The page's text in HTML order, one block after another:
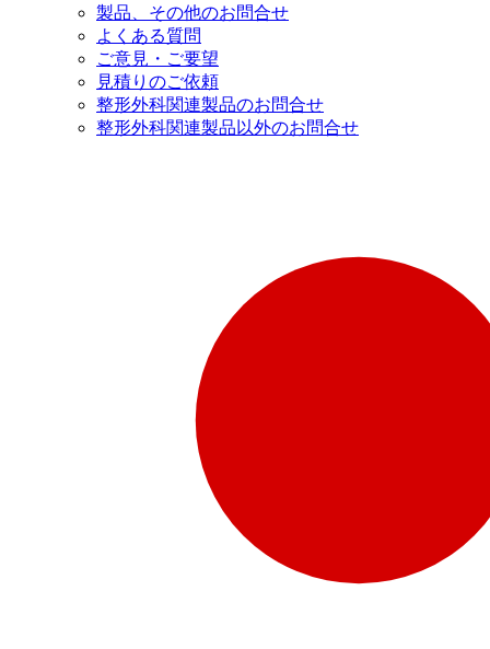
販売代理店さま向け情報​
お問合せ先、価格情報、E-Shopのご案内など販売店さ
「水頭症」とはどのような疾患なのでしょう。成人に
お問合せフォームより、ご質問をお送りください。
製品、その他のお問合せ
よくある質問
ご意見・ご要望
見積りのご依頼
整形外科関連製品のお問合せ
整形外科関連製品以外のお問合せ